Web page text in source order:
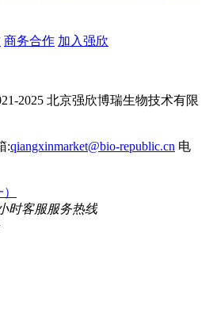
商务合作 加入强欣
2025 北京强欣博瑞生物技术有限
:qiangxinmarket@bio-republic.cn 电
时客服服务热线